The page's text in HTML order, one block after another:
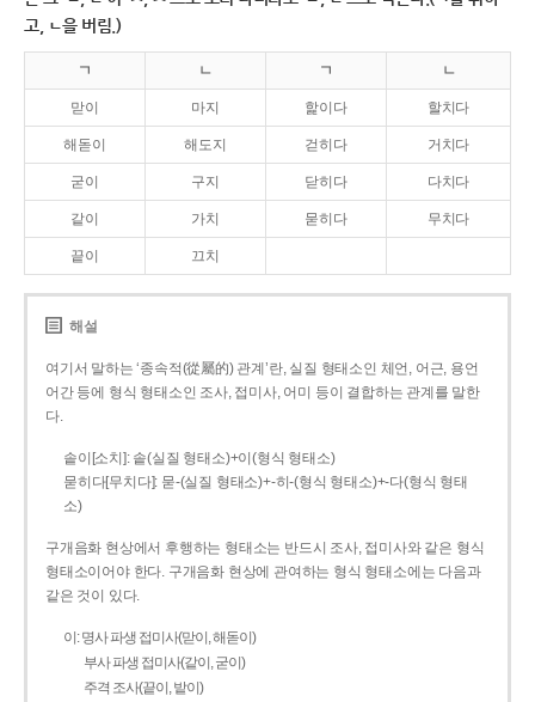
고, ㄴ을 버림.)
ㄱ ㄴ ㄱ ㄴ
맏이 마지 핥이다 할치다
해돋이 해도지 걷히다 거치다
굳이 구지 닫히다 다치다
같이 가치 묻히다 무치다
끝이 끄치
해설
여기서 말하는 ‘종속적(從屬的) 관계’란, 실질 형태소인 체언, 어근, 용언
어간 등에 형식 형태소인 조사, 접미사, 어미 등이 결합하는 관계를 말한
다.
솥이[소치]: 솥(실질 형태소)+이(형식 형태소)
묻히다[무치다]: 묻­-(실질 형태소)+­-히­-(형식 형태소)+-다(형식 형태
소)
구개음화 현상에서 후행하는 형태소는 반드시 조사, 접미사와 같은 형식
형태소이어야 한다. 구개음화 현상에 관여하는 형식 형태소에는 다음과
같은 것이 있다.
이: 명사 파생 접미사(맏이, 해돋이)
부사 파생 접미사(같이, 굳이)
주격 조사(끝이, 밭이)